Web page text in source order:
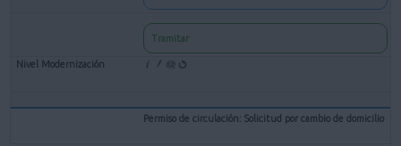
Tramitar
Permiso de circulación: Solicitud por cambio de domicilio